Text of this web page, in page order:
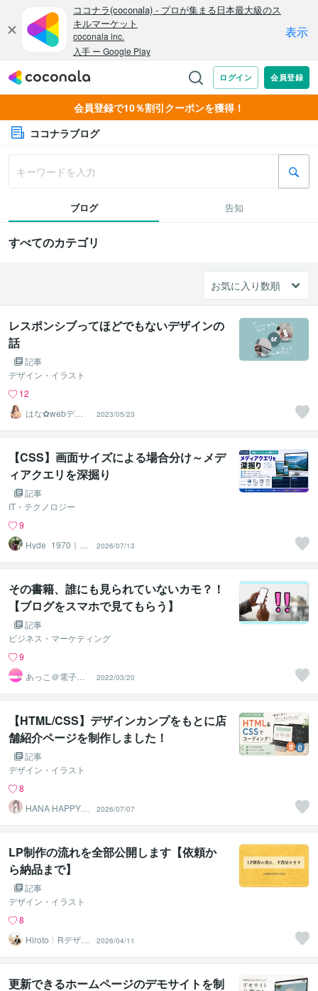
会員登録で10％割引クーポンを獲得！
ココナラブログ
ブログ 告知
すべてのカテゴリ
レスポンシブってほどでもないデザインの
話
記事
デザイン・イラスト
12
はな✿webデザ
イン屋さん
2023/05/23
【CSS】画面サイズによる場合分け～メデ
ィアクエリを深掘り
記事
IT・テクノロジー
9
Hyde_1970｜W
ebマスター
2026/07/13
その書籍、誰にも見られていないカモ？！
【ブログをスマホで見てもらう】
記事
ビジネス・マーケティング
9
あっこ＠電子書
籍
2022/03/20
【HTML/CSS】デザインカンプをもとに店
舗紹介ページを制作しました！
記事
デザイン・イラスト
8
HANA HAPPY 8
2026/07/07
LP制作の流れを全部公開します【依頼か
ら納品まで】
記事
デザイン・イラスト
8
Hiroto┊Rデザイ
ンスタジオ
2026/04/11
更新できるホームページのデモサイトを制